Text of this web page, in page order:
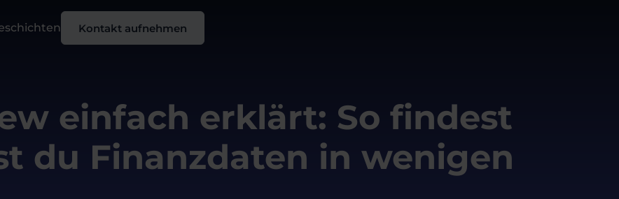
Kontakt aufnehmen
einfach erklärt: So findest
du Finanzdaten in wenigen